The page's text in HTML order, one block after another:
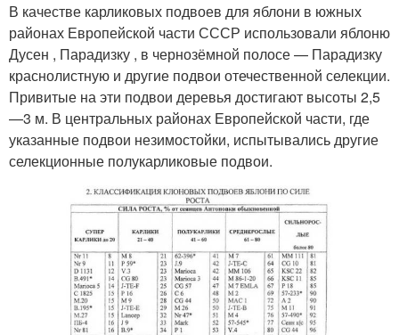
В качестве карликовых подвоев для яблони в южных
районах Европейской части СССР использовали яблоню
Дусен , Парадизку , в чернозёмной полосе — Парадизку
краснолистную и другие подвои отечественной селекции.
Привитые на эти подвои деревья достигают высоты 2,5
—3 м. В центральных районах Европейской части, где
указанные подвои незимостойки, испытывались другие
селекционные полукарликовые подвои.